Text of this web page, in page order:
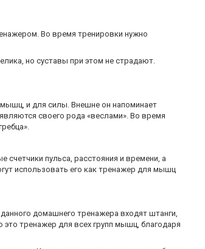
Во время тренировки нужно
но суставы при этом не страдают.
и для силы. Внешне он напоминает
своего рода «веслами». Во время
пульса, расстояния и времени, а
использовать его как тренажер для мышц
домашнего тренажера входят штанги,
это тренажер для всех групп мышц, благодаря